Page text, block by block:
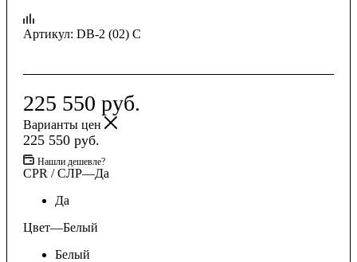
Артикул: DB-2 (02) C
225 550 руб.
Варианты цен
225 550 руб.
Нашли дешевле?
CPR / СЛР—Да
Да
Цвет—Белый
Белый